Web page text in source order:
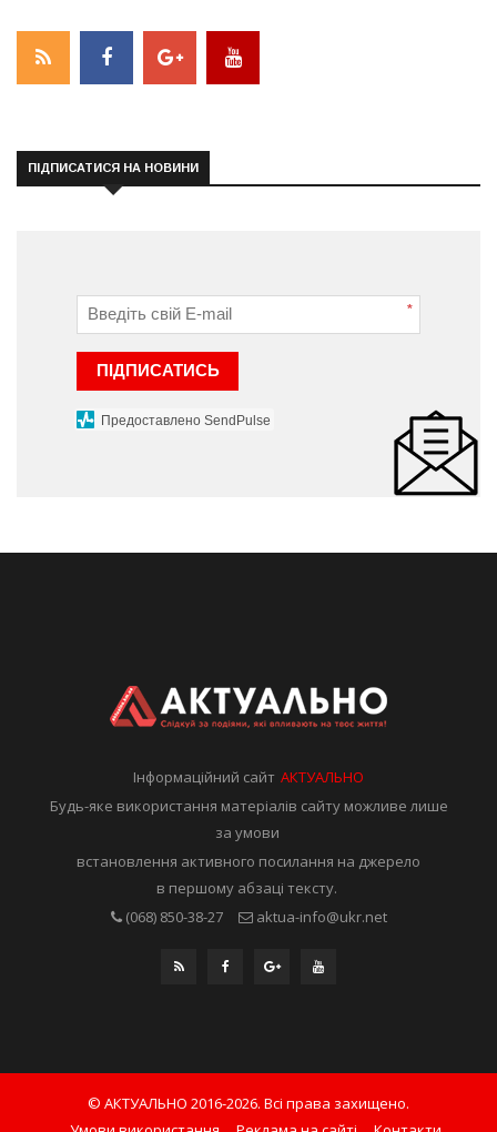
ПІДПИСАТИСЯ НА НОВИНИ
*
ПІДПИСАТИСЬ
Предоставлено SendPulse
Інформаційний сайтАКТУАЛЬНО
Будь-яке використання матеріалів сайту можливе лише
за умови
встановлення активного посилання на джерело
в першому абзаці тексту.
(068) 850-38-27
aktua-info@ukr.net
© АКТУАЛЬНО 2016-2026. Всі права захищено.